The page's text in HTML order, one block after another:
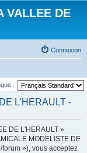
VALLEE DE
Connexion
:
L'HERAULT -
DE L'HERAULT »
MODELISTE DE
forum »), vous acceptez